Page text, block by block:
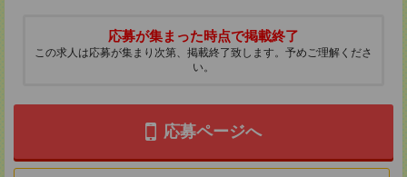
応募が集まった時点で掲載終了
この求人は応募が集まり次第、掲載終了致します。予めご理解くださ
い。
応募ページへ